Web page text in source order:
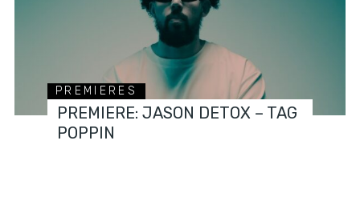
PREMIERES
PREMIERE: JASON DETOX – TAG
POPPIN